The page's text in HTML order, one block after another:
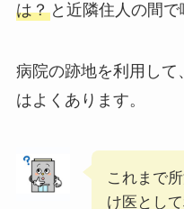
は？と近隣住人の間で
病院の跡地を利用して
はよくあります。
これまで
け医とし